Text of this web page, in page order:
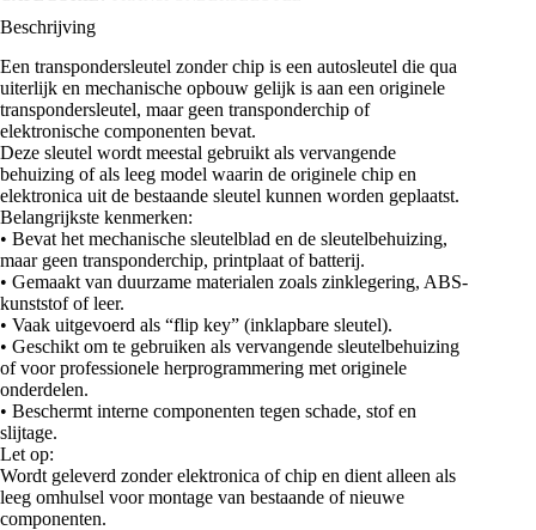
Beschrijving
Een transpondersleutel zonder chip is een autosleutel die qua
uiterlijk en mechanische opbouw gelijk is aan een originele
transpondersleutel, maar geen transponderchip of
elektronische componenten bevat.
Deze sleutel wordt meestal gebruikt als vervangende
behuizing of als leeg model waarin de originele chip en
elektronica uit de bestaande sleutel kunnen worden geplaatst.
Belangrijkste kenmerken:
• Bevat het mechanische sleutelblad en de sleutelbehuizing,
maar geen transponderchip, printplaat of batterij.
• Gemaakt van duurzame materialen zoals zinklegering, ABS-
kunststof of leer.
• Vaak uitgevoerd als “flip key” (inklapbare sleutel).
• Geschikt om te gebruiken als vervangende sleutelbehuizing
of voor professionele herprogrammering met originele
onderdelen.
• Beschermt interne componenten tegen schade, stof en
slijtage.
Let op:
Wordt geleverd zonder elektronica of chip en dient alleen als
leeg omhulsel voor montage van bestaande of nieuwe
componenten.